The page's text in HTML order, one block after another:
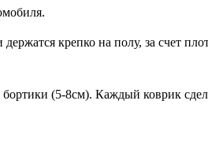
крепко на полу, за счет
(5-8см). Каждый коврик